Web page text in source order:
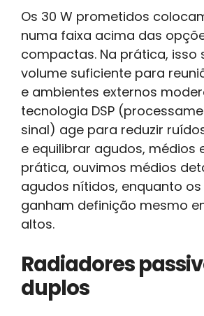
Os 30 W prometidos colocam
numa faixa acima das
compactas. Na prática, isso
volume suficiente para
e ambientes externos
tecnologia DSP
sinal) age para reduzir
e equilibrar agudos, médios
prática, ouvimos médios
agudos nítidos, enquanto
ganham definição mesmo
altos.
Radiadores
duplos